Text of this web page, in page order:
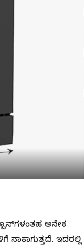
ಅನೇಕ
ಸಾಕಾಗುತ್ತದೆ. ಇದರಲ್ಲಿ